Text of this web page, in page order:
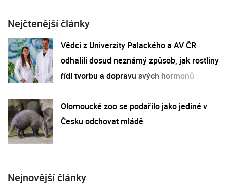
Nejčtenější články
Vědci z Univerzity Palackého a AV ČR
odhalili dosud neznámý způsob, jak rostliny
řídí tvorbu a dopravu svých hormonů
Olomoucké zoo se podařilo jako jediné v
Česku odchovat mládě
Nejnovější články